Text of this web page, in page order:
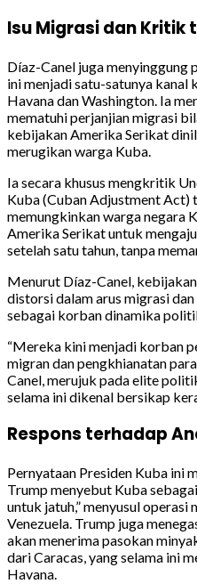
Isu Migrasi dan Kritik
Díaz-Canel juga menyinggung
ini menjadi satu-satunya kanal
Havana dan Washington. Ia
mematuhi perjanjian migrasi
kebijakan Amerika Serikat
merugikan warga Kuba.
Ia secara khusus mengkritik
Kuba (Cuban Adjustment Act)
memungkinkan warga negara
Amerika Serikat untuk
setelah satu tahun, tanpa
Menurut Díaz-Canel,
distorsi dalam arus migrasi
sebagai korban dinamika
“Mereka kini menjadi korban
migran dan pengkhianatan
Canel, merujuk pada elite
selama ini dikenal bersikap
Respons terhadap
Pernyataan Presiden Kuba ini
Trump menyebut Kuba
untuk jatuh,” menyusul
Venezuela. Trump juga
akan menerima pasokan
dari Caracas, yang selama ini
Havana.